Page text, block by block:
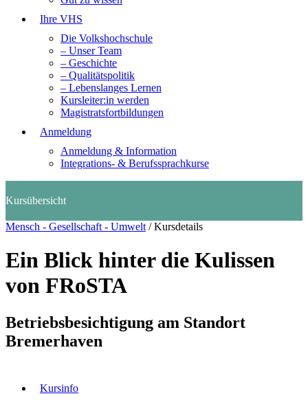
Ihre VHS
Die Volkshochschule
– Unser Team
– Geschichte
– Qualitätspolitik
– Lebenslanges Lernen
Kursleiter:in werden
Magistratsfortbildungen
Anmeldung
Anmeldung & Information
Integrations- & Berufssprachkurse
Mensch - Gesellschaft - Umwelt /Kursdetails
Ein Blick hinter die Kulissen
von FRoSTA
Betriebsbesichtigung am Standort
Bremerhaven
Kursinfo